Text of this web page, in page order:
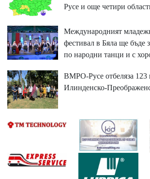
Русе и още четири
Международният
фестивал в Бяла ще бъде
по народни танци и с
ВМРО-Русе отбеляза 123
Илинденско-